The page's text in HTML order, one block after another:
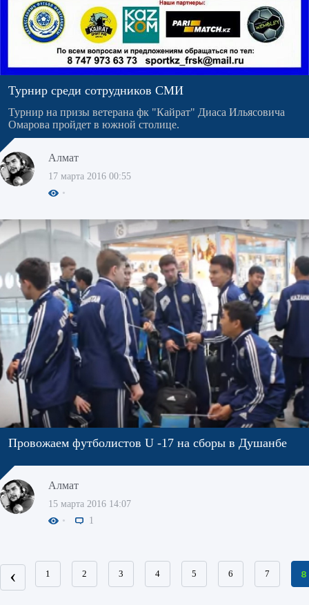
Турнир среди сотрудников СМИ
Турнир на призы ветерана фк "Кайрат" Диаса Ильясовича
Омарова пройдет в южной столице.
Алмат
17 марта 2016 00:55
Провожаем футболистов U -17 на сборы в Душанбе
Алмат
15 марта 2016 14:07
1
‹ 1 2 3 4 5 6 7 8